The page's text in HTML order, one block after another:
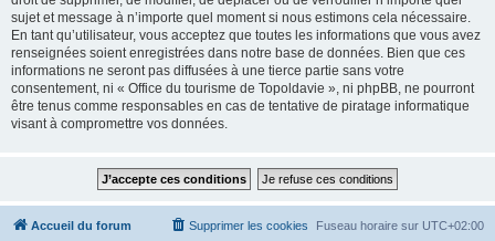
sujet et message à n’importe quel moment si nous estimons cela nécessaire.
En tant qu’utilisateur, vous acceptez que toutes les informations que vous avez
renseignées soient enregistrées dans notre base de données. Bien que ces
informations ne seront pas diffusées à une tierce partie sans votre
consentement, ni « Office du tourisme de Topoldavie », ni phpBB, ne pourront
être tenus comme responsables en cas de tentative de piratage informatique
visant à compromettre vos données.
Accueil du forum Fuseau horaire sur UTC+02:00
Supprimer les cookies